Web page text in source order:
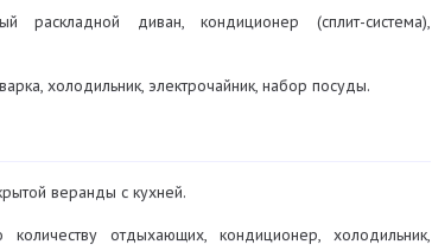
раскладной диван, кондиционер (сплит-система),
холодильник, электрочайник, набор посуды.
веранды с кухней.
отдыхающих, кондиционер, холодильник,